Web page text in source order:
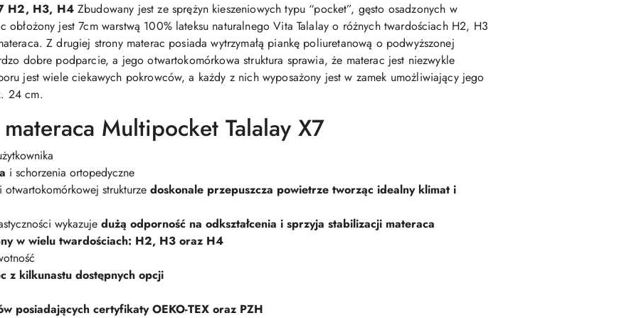
H2, H3, H4Zbudowany jest ze sprężyn kieszeniowych typu “pocket”, gęsto osadzonych w
obłożony jest 7cm warstwą 100% lateksu naturalnego Vita Talalay o różnych twardościach H2, H3
Z drugiej strony materac posiada wytrzymałą piankę poliuretanową o podwyższonej
dobre podparcie, a jego otwartokomórkowa struktura sprawia, że materac jest niezwykle
jest wiele ciekawych pokrowców, a każdy z nich wyposażony jest w zamek umożliwiający jego
24 cm.
Multipocket Talalay X7
i schorzenia ortopedyczne
strukturze doskonale przepuszcza powietrze tworząc idealny klimat i
wykazuje dużą odporność na odkształcenia i sprzyja stabilizacji materaca
w wielu twardościach: H2, H3 oraz H4
z kilkunastu dostępnych opcji
posiadających certyfikaty OEKO-TEX oraz PZH